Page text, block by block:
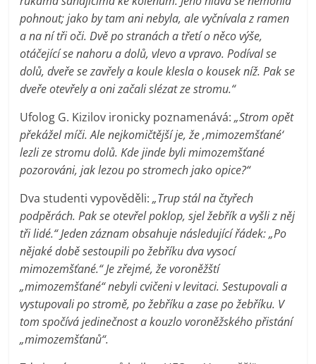
pohnout; jako by tam ani nebyla, ale vyčnívala z ramen
a na ní tři oči. Dvě po stranách a třetí o něco výše,
otáčející se nahoru a dolů, vlevo a vpravo. Podíval se
dolů, dveře se zavřely a koule klesla o kousek níž. Pak se
dveře otevřely a oni začali slézat ze stromu.“
Ufolog G. Kizilov ironicky poznamenává: „Strom opět
překážel míči. Ale nejkomičtější je, že ‚mimozemšťané‘
lezli ze stromu dolů. Kde jinde byli mimozemšťané
pozorováni, jak lezou po stromech jako opice?“
Dva studenti vypověděli: „Trup stál na čtyřech
podpěrách. Pak se otevřel poklop, sjel žebřík a vyšli z něj
tři lidé.“ Jeden záznam obsahuje následující řádek: „Po
nějaké době sestoupili po žebříku dva vysocí
mimozemšťané.“ Je zřejmé, že voroněžští
„mimozemšťané“ nebyli cvičeni v levitaci. Sestupovali a
vystupovali po stromě, po žebříku a zase po žebříku. V
tom spočívá jedinečnost a kouzlo voroněžského přistání
„mimozemšťanů“.